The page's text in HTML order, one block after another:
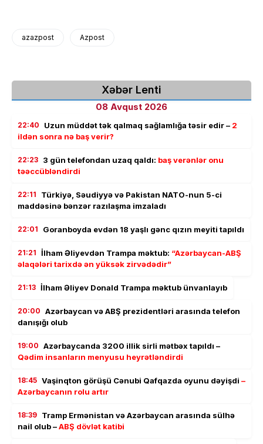
azazpost Azpost
Xəbər Lenti
08 Avqust 2026
22:40 Uzun müddət tək qalmaq sağlamlığa təsir edir – 2
ildən sonra nə baş verir?
22:23 3 gün telefondan uzaq qaldı: baş verənlər onu
təəccübləndirdi
22:11
Türkiyə, Səudiyyə və Pakistan NATO-nun 5-ci
maddəsinə bənzər razılaşma imzaladı
22:01 Goranboyda evdən 18 yaşlı gənc qızın meyiti tapıldı
21:21 İlham Əliyevdən Trampa məktub: “Azərbaycan-ABŞ
əlaqələri tarixdə ən yüksək zirvədədir”
21:13 İlham Əliyev Donald Trampa məktub ünvanlayıb
20:00 Azərbaycan və ABŞ prezidentləri arasında telefon
danışığı olub
19:00 Azərbaycanda 3200 illik sirli mətbəx tapıldı –
Qədim insanların menyusu heyrətləndirdi
18:45 Vaşinqton görüşü Cənubi Qafqazda oyunu dəyişdi –
Azərbaycanın rolu artır
18:39 Tramp Ermənistan və Azərbaycan arasında sülhə
nail olub –ABŞ dövlət katibi